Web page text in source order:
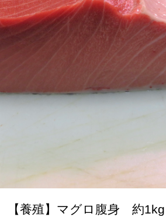
【養殖】マグロ腹身 約1kg